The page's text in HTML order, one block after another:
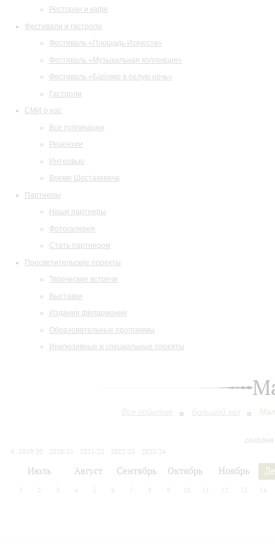
Ресторан и кафе
Фестивали и гастроли
Фестиваль «Площадь Искусств»
Фестиваль «Музыкальная коллекция»
Фестиваль «Барокко в белую ночь»
Гастроли
СМИ о нас
Все публикации
Рецензии
Интервью
Время Шостаковича
Партнеры
Наши партнеры
Фотогалерея
Стать партнером
Просветительские проекты
Творческие встречи
Выставки
Издания филармонии
Образовательные программы
Инклюзивные и специальные проекты
Все события Большой зал
2019/20
2020/21 2021/22 2022/23
2023/24
Июль Август Сентябрь Октябрь Ноябрь
2 3 4 5 6 7 8 9 10 11 12 13 14